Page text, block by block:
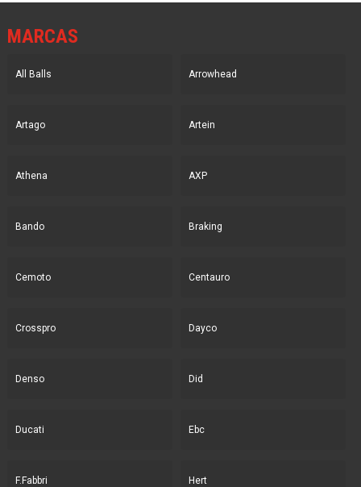
MARCAS
All Balls Arrowhead
Artago Artein
Athena AXP
Bando Braking
Cemoto Centauro
Crosspro Dayco
Denso Did
Ducati Ebc
F.Fabbri Hert